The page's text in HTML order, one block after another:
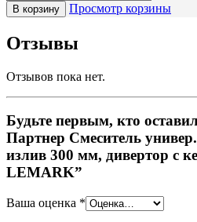
В корзину Просмотр корзины
Отзывы
Отзывов пока нет.
Будьте первым, кто
Партнер Смеситель
излив 300 мм, дивертор с
LEMARK”
Ваша оценка *